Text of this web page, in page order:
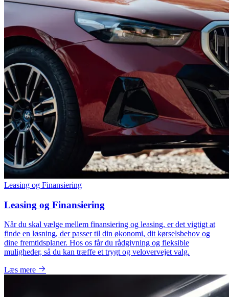
Leasing og Finansiering
Leasing og Finansiering
Når du skal vælge mellem finansiering og leasing, er det vigtigt at
finde en løsning, der passer til din økonomi, dit kørselsbehov og
dine fremtidsplaner. Hos os får du rådgivning og fleksible
muligheder, så du kan træffe et trygt og velovervejet valg.
Læs mere